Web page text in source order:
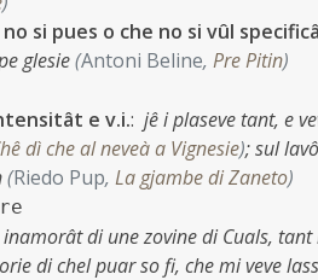
si pues o che no si vûl specificâ
glesie(Antoni Beline, Pre Pitin)
e v.i.: jê i plaseve tant, e
dì che al neveà a Vignesie);sul
(Riedo Pup, La gjambe di Zaneto)
di une zovine di Cuals,
di chel puar so fi, che mi veve